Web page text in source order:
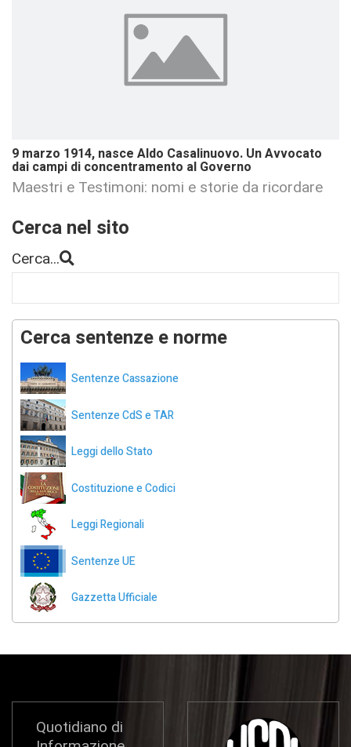
9 marzo 1914, nasce Aldo Casalinuovo. Un Avvocato
dai campi di concentramento al Governo
Maestri e Testimoni: nomi e storie da ricordare
Cerca nel sito
Cerca...
Cerca sentenze e norme
Sentenze Cassazione
Sentenze CdS e TAR
Leggi dello Stato
Costituzione e Codici
Leggi Regionali
Sentenze UE
Gazzetta Ufficiale
Quotidiano di